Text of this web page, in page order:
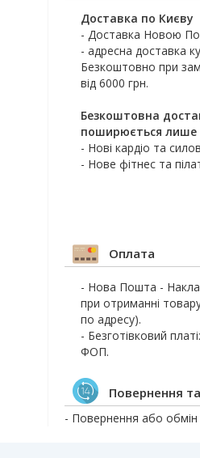
Доставка по Києву
- Доставка Новою
- адресна доставка
Безкоштовно при
від 6000 грн.
Безкоштовна
поширюється лише
- Нові кардіо та
- Нове фітнес та
Оплата
- Нова Пошта -
при отриманні товару
по адресу).
- Безготівковий
ФОП.
Повернення
- Повернення або обмін